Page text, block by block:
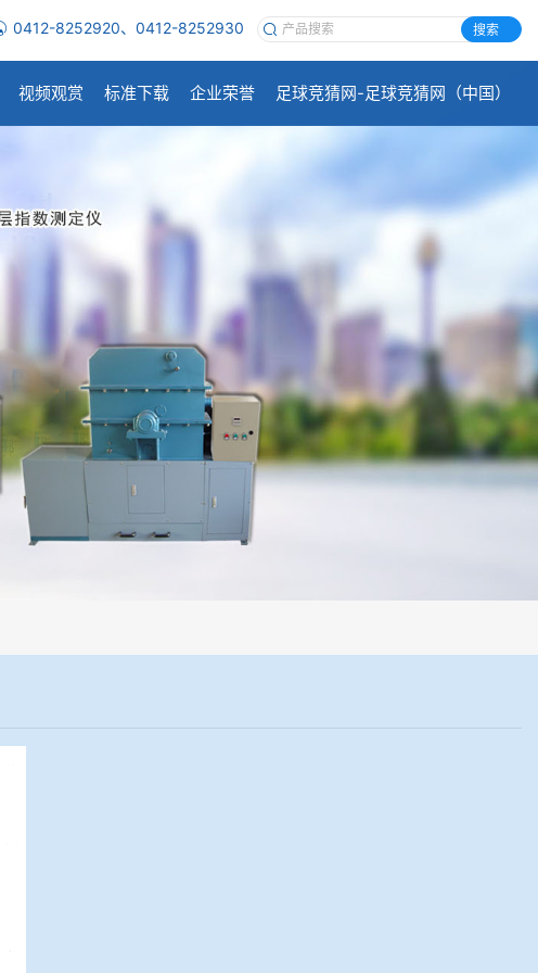
0412-8252920、0412-8252930 搜索
视频观赏 标准下载 企业荣誉 足球竞猜网-足球竞猜网（中国）